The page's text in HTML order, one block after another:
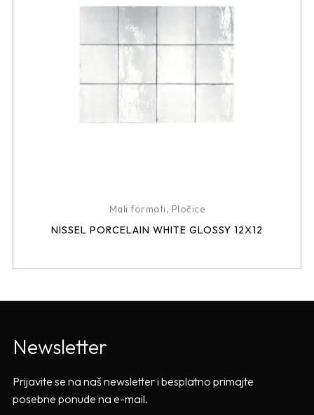
Mali formati, Pločice
NISSEL PORCELAIN WHITE GLOSSY 12X12
Newsletter
Prijavite se na naš newsletter i besplatno primajte
posebne ponude na e-mail.